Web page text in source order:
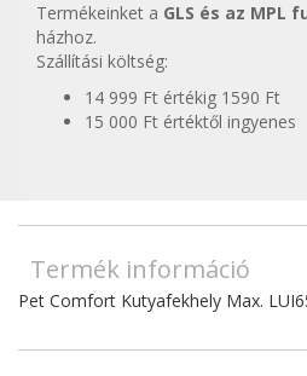
Termékeinket a GLS és az MPL
házhoz.
Szállítási költség:
14 999 Ft értékig 1590 Ft
15 000 Ft értéktől ingyenes
Termék információ
Pet Comfort Kutyafekhely Max.